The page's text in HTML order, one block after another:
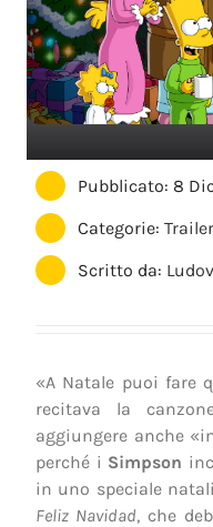
Pubblicato: 8
Categorie:Trailer
Scritto da:
«A Natale puoi fare
recitava la
aggiungere anche
perché i Simpson
in uno speciale
Feliz Navidad, che